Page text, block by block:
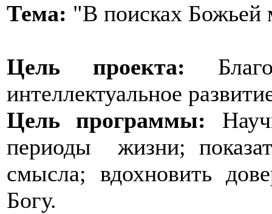
Тема: "В поисках Божьей
Цель проекта:
интеллектуальное
Цель программы:
периоды жизни;
смысла; вдохновить
Богу.